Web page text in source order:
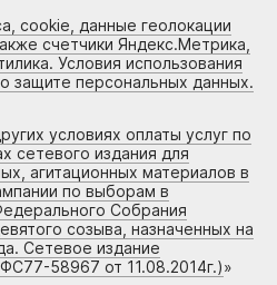
cookie, данные геолокации
счетчики Яндекс.Метрика,
Условия использования
защите персональных данных.
условиях оплаты услуг по
сетевого издания для
агитационных материалов в
по выборам в
Собрания
созыва, назначенных на
Сетевое издание
58967 от 11.08.2014г.)»